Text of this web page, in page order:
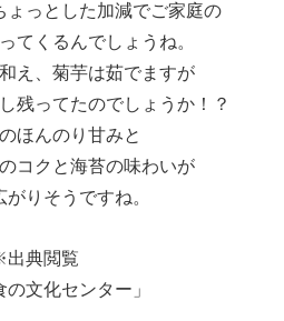
ょっとした加減でご家庭の
てくるんでしょうね。
え、菊芋は茹でますが
残ってたのでしょうか！？
ほんのり甘みと
コクと海苔の味わいが
がりそうですね。
典閲覧
の文化センター」